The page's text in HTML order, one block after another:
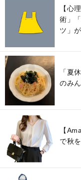
【心
術」
ツ」
「夏
のみ
【
で秋